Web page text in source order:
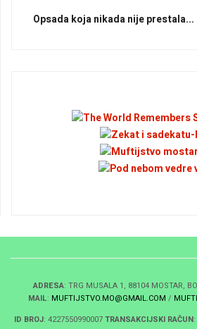
Opsada koja nikada nije prestala...
ADRESA: TRG MUSALA 1, 88104 MOSTAR,
MAIL: MUFTIJSTVO.MO@GMAIL.COM /
ID BROJ: 4227550990007TRANSAKCIJSKI RAČUN